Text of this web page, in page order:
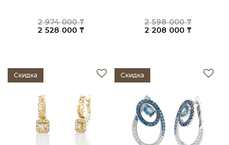
2 974 000 ₸
2 528 000 ₸
2 598 000 ₸
2 208 000 ₸
Скидка Скидка